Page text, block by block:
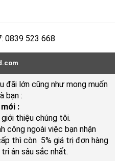
0839 523 668
đãi lớn cũng như mong muốn
bạn :
:
thiệu chúng tôi.
công ngoài việc bạn nhận
thì còn 5% giá trị đơn hàng
ân sâu sắc nhất.